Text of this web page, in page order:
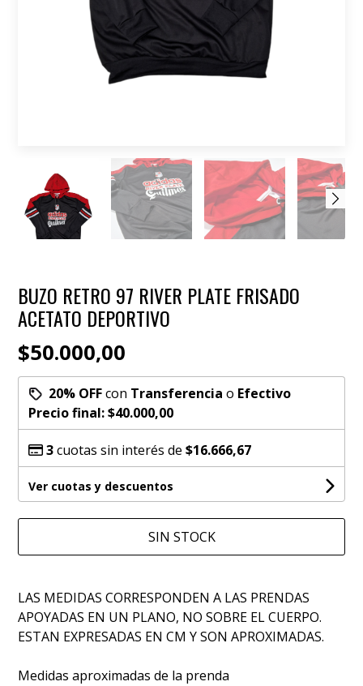
BUZO RETRO 97 RIVER PLATE FRISADO
ACETATO DEPORTIVO
$50.000,00
20% OFFcon Transferencia o Efectivo
Precio final:$40.000,00
3cuotas sin interés de$16.666,67
Ver cuotas y descuentos
SIN STOCK
LAS MEDIDAS CORRESPONDEN A LAS PRENDAS
APOYADAS EN UN PLANO, NO SOBRE EL CUERPO.
ESTAN EXPRESADAS EN CM Y SON APROXIMADAS.
Medidas aproximadas de la prenda